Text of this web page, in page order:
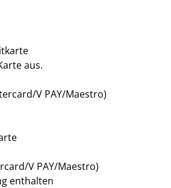
aus.
V PAY/Maestro)
V PAY/Maestro)
enthalten